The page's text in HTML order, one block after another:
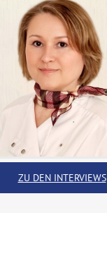
ZU DEN INTERVIEWS